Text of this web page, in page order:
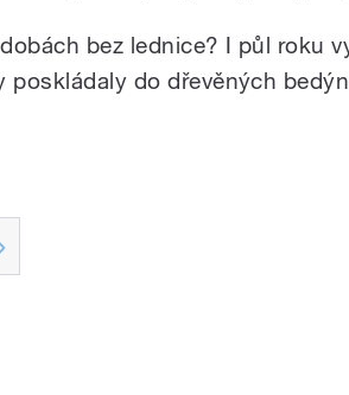
bez lednice? I půl roku
poskládaly do dřevěných